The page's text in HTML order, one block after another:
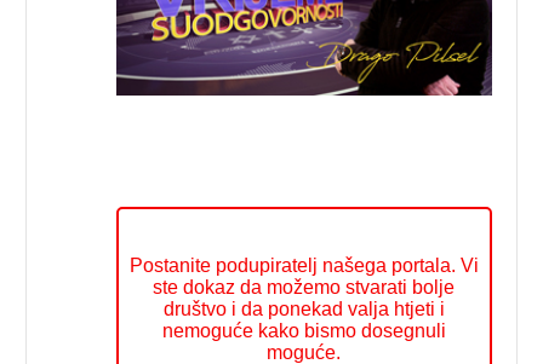
Postanite podupiratelj našega portala. Vi
ste dokaz da možemo stvarati bolje
društvo i da ponekad valja htjeti i
nemoguće kako bismo dosegnuli
moguće.